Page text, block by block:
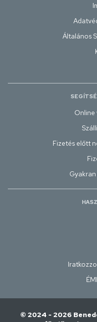
Általános
Online
Fizetés előtt
© 2024 - 2026